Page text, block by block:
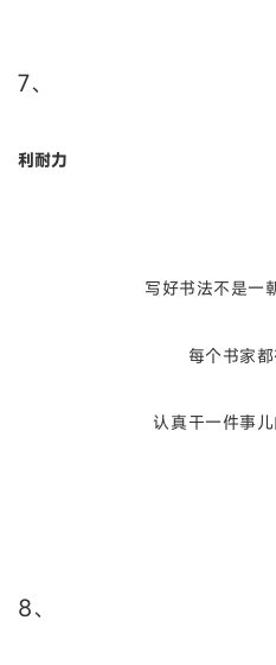
7、
利耐力
写好书法不是一
每个书家都
认真干一件事儿
8、